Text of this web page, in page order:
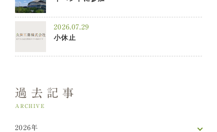
2026.07.29
小休止
過去記事
ARCHIVE
2026年